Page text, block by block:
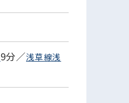
9分／浅草線浅